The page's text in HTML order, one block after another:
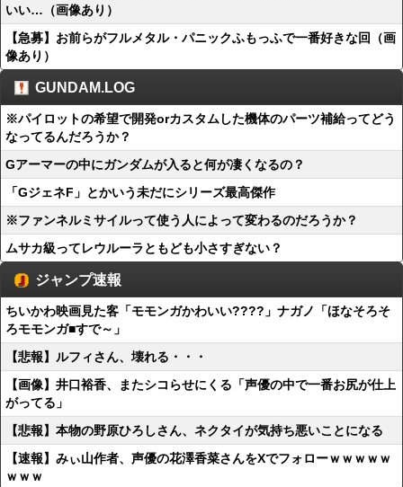
いい…（画像あり）
【急募】お前らがフルメタル・パニックふもっふで一番好きな回（画
像あり）
GUNDAM.LOG
※パイロットの希望で開発orカスタムした機体のパーツ補給ってどう
なってるんだろうか？
Gアーマーの中にガンダムが入ると何が凄くなるの？
「GジェネF」とかいう未だにシリーズ最高傑作
※ファンネルミサイルって使う人によって変わるのだろうか？
ムサカ級ってレウルーラともども小さすぎない？
ジャンプ速報
ちいかわ映画見た客「モモンガかわいい????」ナガノ「ほなそろそ
ろモモンガ■すで～」
【悲報】ルフィさん、壊れる・・・
【画像】井口裕香、またシコらせにくる「声優の中で一番お尻が仕上
がってる」
【悲報】本物の野原ひろしさん、ネクタイが気持ち悪いことになる
【速報】みぃ山作者、声優の花澤香菜さんをXでフォローｗｗｗｗｗ
ｗｗｗ